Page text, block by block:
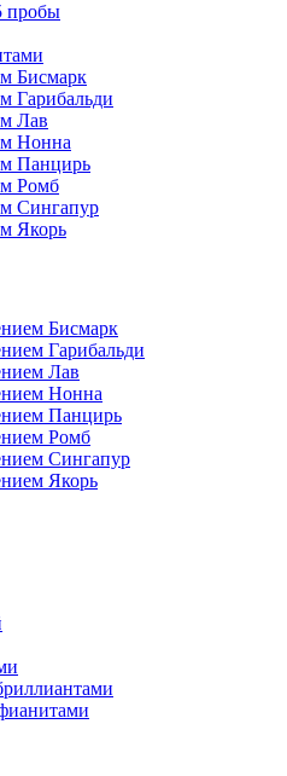
пробы
Бисмарк
Гарибальди
Лав
Нонна
Панцирь
Ромб
Сингапур
Якорь
Бисмарк
Гарибальди
Лав
Нонна
Панцирь
Ромб
Сингапур
Якорь